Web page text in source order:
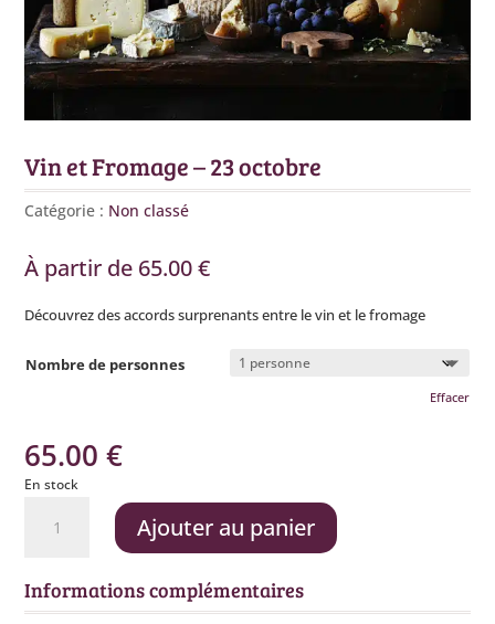
Vin et Fromage – 23 octobre
Catégorie : Non classé
À partir de 65.00€
Découvrez des accords surprenants entre le vin et le fromage
Nombre de personnes
Effacer
65.00€
En stock
et
Fromage
Ajouter au panier
Informations complémentaires